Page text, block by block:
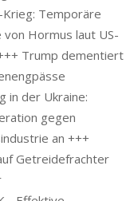
Krieg: Temporäre
Hormus laut US-
Trump dementiert
in der Ukraine:
gegen
an +++
Getreidefrachter